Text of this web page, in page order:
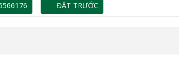
ĐẶT TRƯỚC